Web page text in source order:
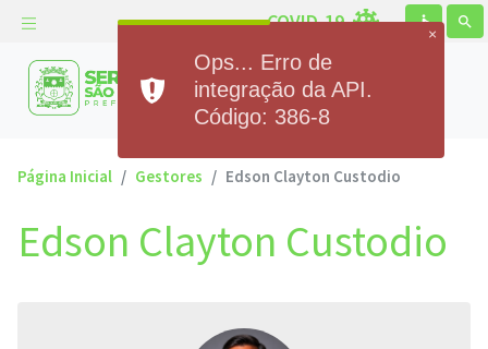
COVID-19 accessible search
Prefeitura Municipal de
Serra de São Bento
Página Inicial Gestores Edson Clayton Custodio
Edson Clayton Custodio
×
Ops... Erro de
integração da API.
Código: 386-8